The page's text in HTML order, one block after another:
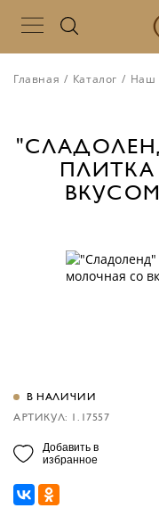
Главная / Каталог / Наш
ВКУСОМ
В НАЛИЧИИ
АРТИКУЛ: 1.17557
Добавить в
избранное